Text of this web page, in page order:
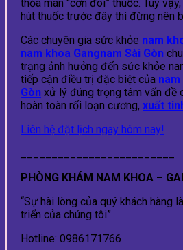
thỏa mãn “cơn đói” thuốc. Tuy
hút thuốc trước đây thì đừng nên
Các chuyên gia sức khỏe nam
nam khoa Gangnam Sài Gòn
trạng ảnh hưởng đến sức khỏe
tiếp cận điều trị đặc biệt của
Gòn xử lý đúng trọng tâm vấn đề
hoàn toàn rối loạn cương, xuất
Liên hệ đặt lịch ngay hôm nay!
PHÒNG KHÁM NAM KHOA –
“Sự hài lòng của quý khách hàng
triển của chúng tôi”
Hotline: 0986171766